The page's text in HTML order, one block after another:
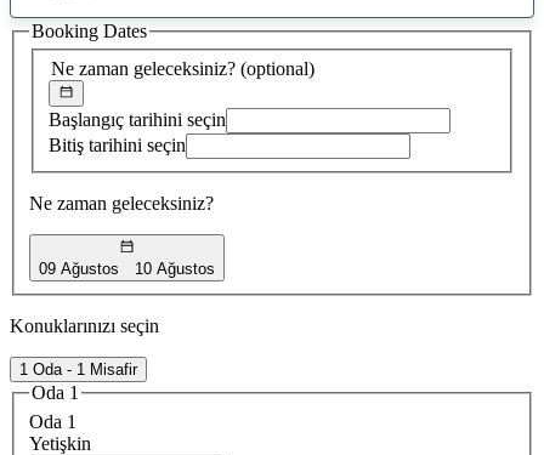
öneri
bulundu
Ne zaman geleceksiniz? (optional)
Başlangıç tarihini seçin
Bitiş tarihini seçin
Ne zaman geleceksiniz?
09 Ağustos 10 Ağustos
Booking Dates
Konuklarınızı seçin
1 Oda - 1 Misafir
Oda 1
Oda 1
Yetişkin